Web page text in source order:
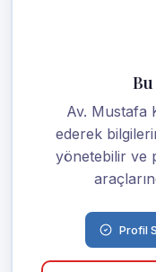
Av. Mustafa
ederek
yönetebilir ve
Profil